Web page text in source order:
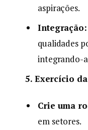
aspirações.
Integração:
qualidades
integrando-
5. Exercício
Crie uma
em setores.